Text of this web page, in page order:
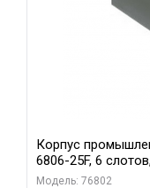
Корпус
6806-25F, 6
1*3.5"ext)
Модель: 76802